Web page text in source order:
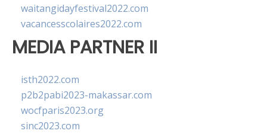
waitangidayfestival2022.com
vacancesscolaires2022.com
MEDIA PARTNER II
isth2022.com
p2b2pabi2023-makassar.com
wocfparis2023.org
sinc2023.com